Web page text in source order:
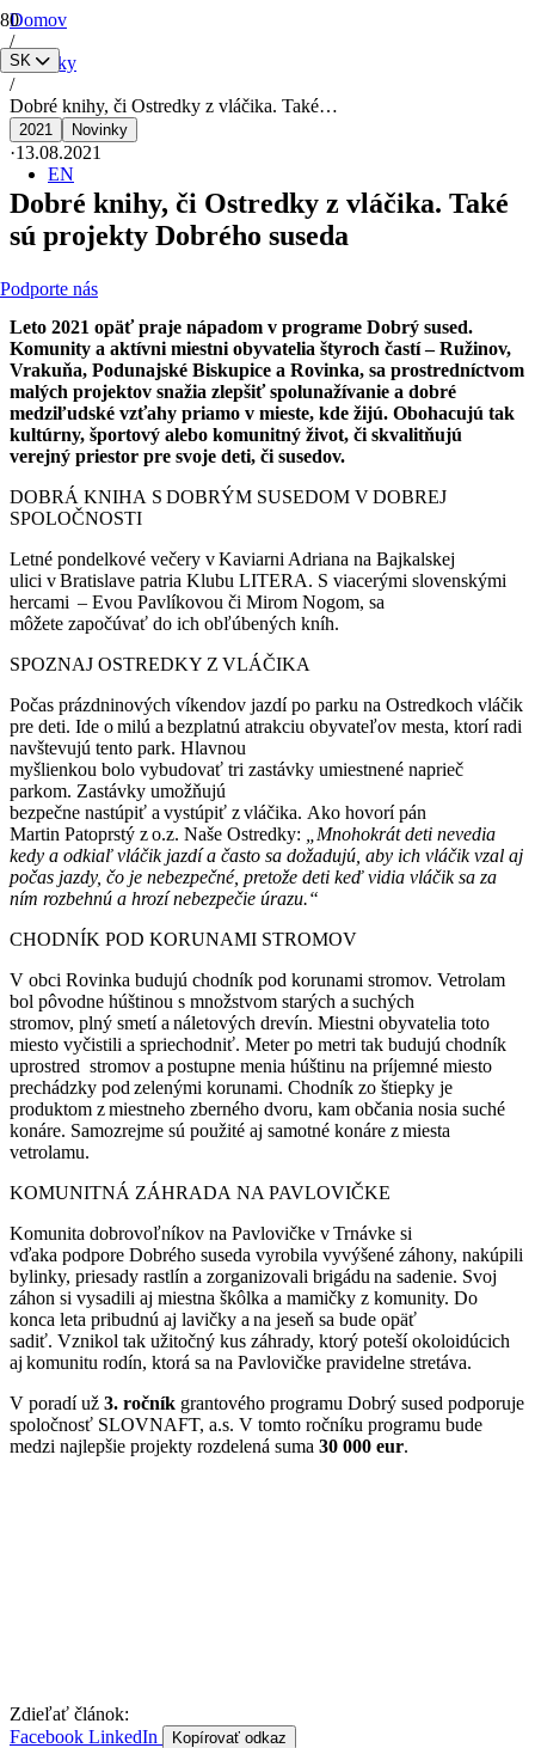
SK
EN
Podporte nás
Domov
/
Novinky
/
Dobré knihy, či Ostredky z vláčika. Také…
2021 Novinky
·13.08.2021
Dobré knihy, či Ostredky z vláčika. Také
sú projekty Dobrého suseda
Leto 2021 opäť praje nápadom v programe Dobrý sused.
Komunity a aktívni miestni obyvatelia štyroch častí – Ružinov,
Vrakuňa, Podunajské Biskupice a Rovinka, sa prostredníctvom
malých projektov snažia zlepšiť spolunažívanie a dobré
medziľudské vzťahy priamo v mieste, kde žijú. Obohacujú tak
kultúrny, športový alebo komunitný život, či skvalitňujú
verejný priestor pre svoje deti, či susedov.
DOBRÁ KNIHA S DOBRÝM SUSEDOM V DOBREJ
SPOLOČNOSTI
Letné pondelkové večery v Kaviarni Adriana na Bajkalskej
ulici v Bratislave patria Klubu LITERA. S viacerými slovenskými
hercami – Evou Pavlíkovou či Mirom Nogom, sa
môžete započúvať do ich obľúbených kníh.
SPOZNAJ OSTREDKY Z VLÁČIKA
Počas prázdninových víkendov jazdí po parku na Ostredkoch vláčik
pre deti. Ide o milú a bezplatnú atrakciu obyvateľov mesta, ktorí radi
navštevujú tento park. Hlavnou
myšlienkou bolo vybudovať tri zastávky umiestnené naprieč
parkom. Zastávky umožňujú
bezpečne nastúpiť a vystúpiť z vláčika. Ako hovorí pán
Martin Patoprstý z o.z. Naše Ostredky:
„Mnohokrát deti nevedia
kedy a odkiaľ vláčik jazdí a často sa dožadujú, aby ich vláčik vzal aj
počas jazdy, čo je nebezpečné, pretože deti keď vidia vláčik sa za
ním rozbehnú a hrozí nebezpečie úrazu.“
CHODNÍK POD KORUNAMI STROMOV
V obci Rovinka budujú chodník pod korunami stromov. Vetrolam
bol pôvodne húštinou s množstvom starých a suchých
stromov, plný smetí a náletových drevín. Miestni obyvatelia toto
miesto vyčistili a spriechodniť. Meter po metri tak budujú chodník
uprostred stromov a postupne menia húštinu na príjemné miesto
prechádzky pod zelenými korunami. Chodník zo štiepky je
produktom z miestneho zberného dvoru, kam občania nosia suché
konáre. Samozrejme sú použité aj samotné konáre z miesta
vetrolamu.
KOMUNITNÁ ZÁHRADA NA PAVLOVIČKE
Komunita dobrovoľníkov na Pavlovičke v Trnávke si
vďaka podpore Dobrého suseda vyrobila vyvýšené záhony, nakúpili
bylinky, priesady rastlín a zorganizovali brigádu na sadenie. Svoj
záhon si vysadili aj miestna škôlka a mamičky z komunity. Do
konca leta pribudnú aj lavičky a na jeseň sa bude opäť
sadiť. Vznikol tak užitočný kus záhrady, ktorý poteší okoloidúcich
aj komunitu rodín, ktorá sa na Pavlovičke pravidelne stretáva.
V poradí už 3. ročník grantového programu Dobrý sused podporuje
spoločnosť SLOVNAFT, a.s. V tomto ročníku programu bude
medzi najlepšie projekty rozdelená suma 30 000 eur.
Zdieľať článok:
Facebook LinkedIn Kopírovať odkaz